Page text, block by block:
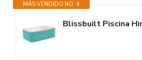
MÁS VENDIDO NO. 4